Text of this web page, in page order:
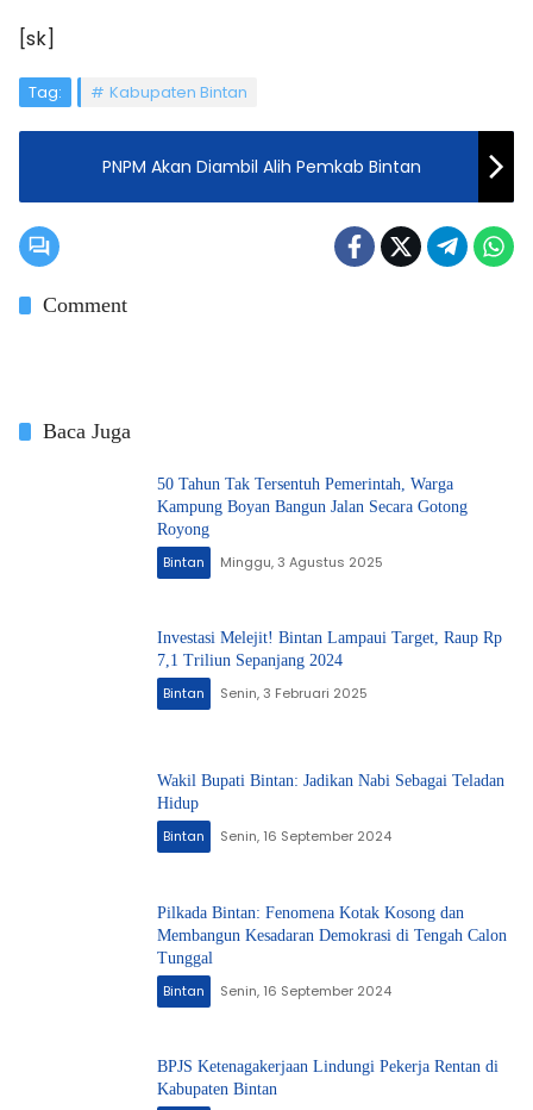
[sk]
Tag: Kabupaten Bintan
PNPM Akan Diambil Alih Pemkab Bintan
Comment
Baca Juga
50 Tahun Tak Tersentuh Pemerintah, Warga
Kampung Boyan Bangun Jalan Secara Gotong
Royong
Bintan Minggu, 3 Agustus 2025
Investasi Melejit! Bintan Lampaui Target, Raup Rp
7,1 Triliun Sepanjang 2024
Bintan Senin, 3 Februari 2025
Wakil Bupati Bintan: Jadikan Nabi Sebagai Teladan
Hidup
Bintan Senin, 16 September 2024
Pilkada Bintan: Fenomena Kotak Kosong dan
Membangun Kesadaran Demokrasi di Tengah Calon
Tunggal
Bintan Senin, 16 September 2024
BPJS Ketenagakerjaan Lindungi Pekerja Rentan di
Kabupaten Bintan